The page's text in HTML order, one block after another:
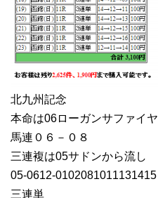
北九州記念
本命は06ローガンサファイヤ
馬連０６－０８
三連複は05サドンから流し
05-0612-0102081011131415
三連単